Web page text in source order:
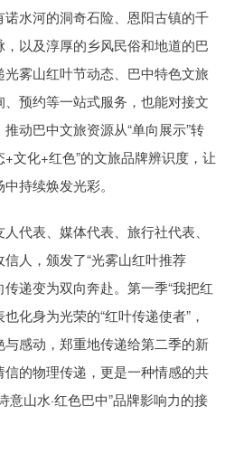
水河的洞奇石险、恩阳古镇的千
以及淳厚的乡风民俗和地道的巴
雾山红叶节动态、巴中特色文旅
预约等一站式服务，也能对接文
动巴中文旅资源从“单向展示”转
+文化+红色”的文旅品牌辨识度，让
持续焕发光彩。
代表、媒体代表、旅行社代表、
人，颁发了“光雾山红叶推荐
传递变为双向奔赴。第一季“我把红
化身为光荣的“红叶传递使者”，
感动，郑重地传递给第二季的新
的物理传递，更是一种情感的共
意山水·红色巴中”品牌影响力的接